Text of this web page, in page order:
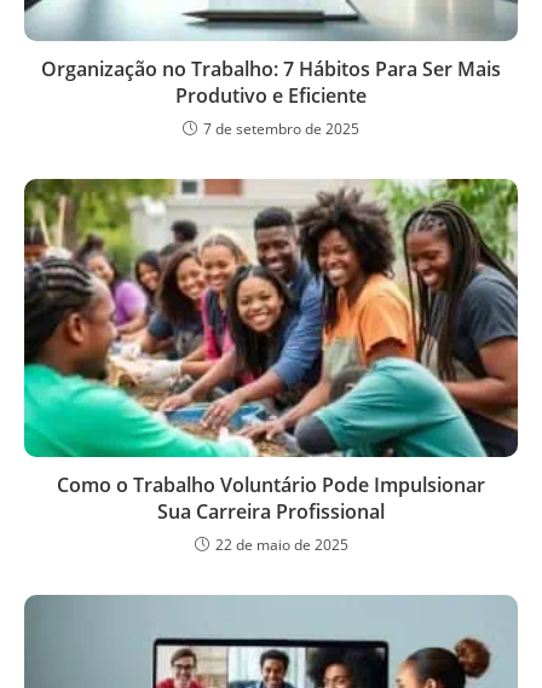
Organização no Trabalho: 7 Hábitos Para Ser Mais
Produtivo e Eficiente
7 de setembro de 2025
Como o Trabalho Voluntário Pode Impulsionar
Sua Carreira Profissional
22 de maio de 2025